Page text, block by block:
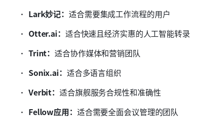
Lark妙记：适合需要集成工作流程的用户
Otter.ai： 适合快速且经济实惠的人工智能转录
Trint：适合协作媒体和营销团队
Sonix.ai： 适合多语言组织
Verbit：适合旗舰服务合规性和准确性
Fellow应用： 适合需要全面会议管理的团队